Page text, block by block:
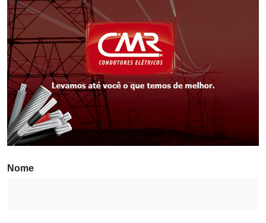
Nome